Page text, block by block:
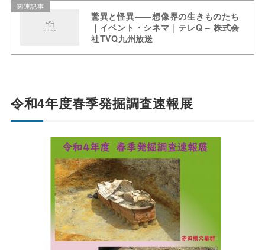
関連記事
驚異と怪異――想像界の生きものたち
｜イベント・シネマ｜テレQ – 株式会
社TVQ九州放送
令和4年度春季発掘調査速報展